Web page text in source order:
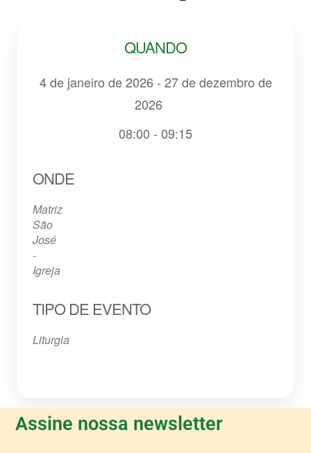
QUANDO
4 de janeiro de 2026 - 27 de dezembro de
2026
08:00 - 09:15
ONDE
Matriz
São
José
-
Igreja
TIPO DE EVENTO
Liturgia
Assine nossa newsletter